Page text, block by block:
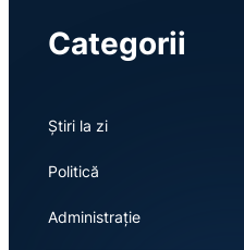
Categorii
Știri la zi
Politică
Administrație